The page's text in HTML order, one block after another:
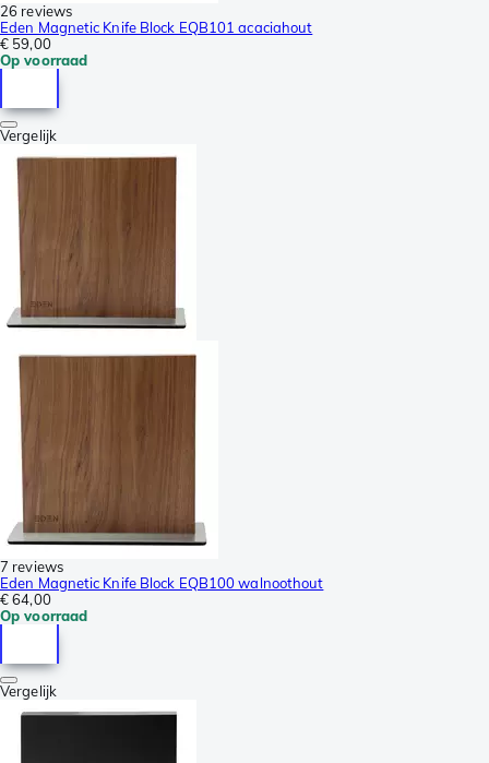
26 reviews
Eden Magnetic Knife Block EQB101 acaciahout
€ 59,00
Op voorraad
Vergelijk
7 reviews
Eden Magnetic Knife Block EQB100 walnoothout
€ 64,00
Op voorraad
Vergelijk